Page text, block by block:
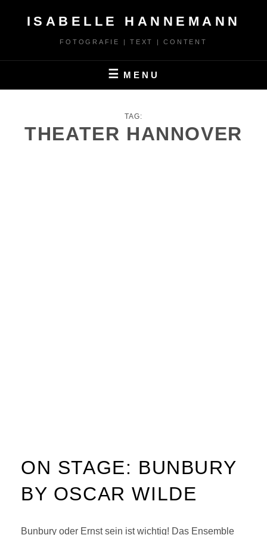
ISABELLE HANNEMANN
FOTOGRAFIE | TEXT | CONTENT
MENU
TAG:
THEATER HANNOVER
ON STAGE: BUNBURY
BY OSCAR WILDE
Bunbury oder Ernst sein ist wichtig! Das Ensemble